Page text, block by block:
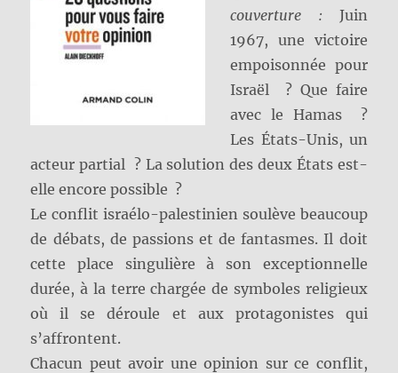
couverture : Juin
1967, une victoire
empoisonnée pour
Israël ? Que faire
avec le Hamas ?
Les États-Unis, un
acteur partial ? La solution des deux États est-
elle encore possible ?
Le conflit israélo-palestinien soulève beaucoup
de débats, de passions et de fantasmes. Il doit
cette place singulière à son exceptionnelle
durée, à la terre chargée de symboles religieux
où il se déroule et aux protagonistes qui
s’affrontent.
Chacun peut avoir une opinion sur ce conflit,